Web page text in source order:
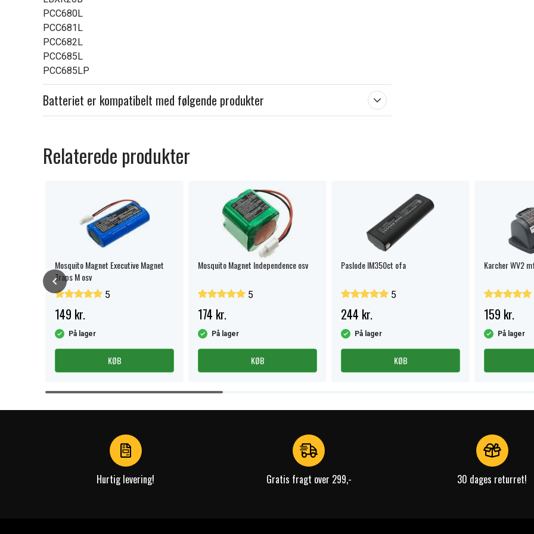
PCC680L
PCC681L
PCC682L
PCC685L
PCC685LP
Batteriet er kompatibelt med følgende produkter
Relaterede produkter
Mosquito Magnet Executive Magnet
Traps M osv
5
149 kr.
På lager
KØB
Mosquito Magnet Independence osv
5
174 kr.
På lager
KØB
Paslode IM350ct ofa
5
244 kr.
På lager
KØB
Karcher WV2
159 kr.
På lager
Item
Hurtig levering! Gratis fragt over 299,- 30 dages returret!